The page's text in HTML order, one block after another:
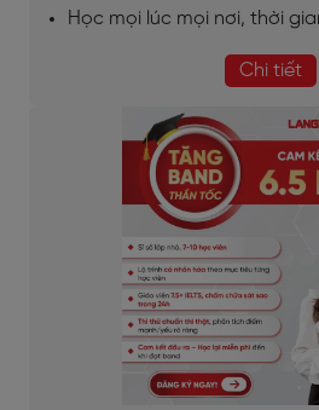
Học mọi lúc mọi nơi, thời
Chi tiết